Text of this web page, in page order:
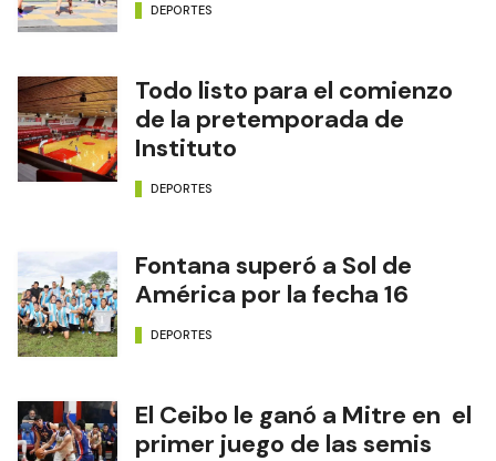
DEPORTES
Todo listo para el comienzo
de la pretemporada de
Instituto
DEPORTES
Fontana superó a Sol de
América por la fecha 16
DEPORTES
El Ceibo le ganó a Mitre en el
primer juego de las semis